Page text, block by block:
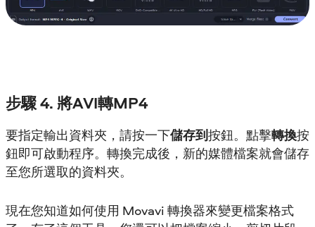
步驟 4. 將AVI轉MP4
要指定輸出資料夾，請按一下儲存到按鈕。點擊轉換按
鈕即可啟動程序。轉換完成後，新的媒體檔案就會儲存
至您所選取的資料夾。
現在您知道如何使用 Movavi 轉換器來變更檔案格式